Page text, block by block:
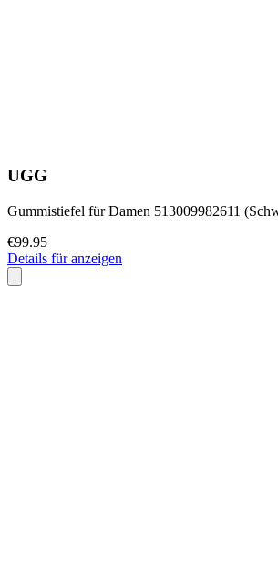
UGG
Gummistiefel für Damen 513009982611
€99.95
Details für anzeigen